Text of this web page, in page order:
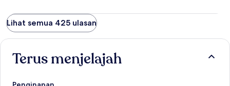
Lihat semua 425 ulasan
Terus menjelajah